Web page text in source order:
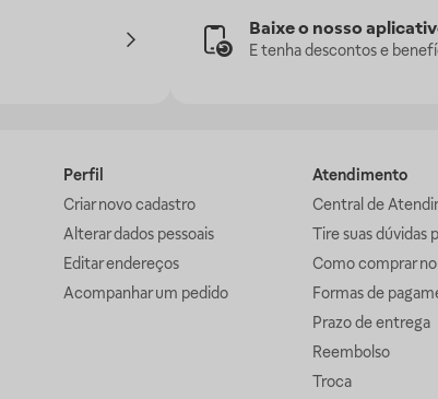
Baixe o nosso
E tenha descontos e
Perfil
Criar novo cadastro
Alterar dados pessoais
Editar endereços
Acompanhar um pedido
Atendimento
Central de
Tire suas dúvidas
Como comprar
Formas de
Prazo de entrega
Reembolso
Troca